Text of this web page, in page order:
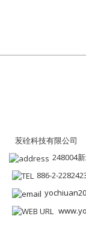
苃硂科技有限公司
248004
886-2-